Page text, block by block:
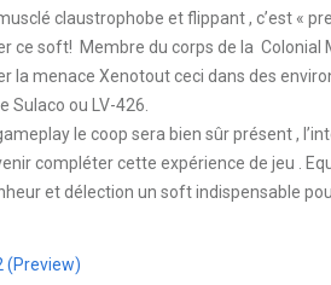
claustrophobe et flippant , c’est «
ce soft! Membre du corps de la Colonial
la menace Xenotout ceci dans des
Sulaco ou LV-426.
le coop sera bien sûr présent ,
compléter cette expérience de jeu .
et délection un soft indispensable
(Preview)